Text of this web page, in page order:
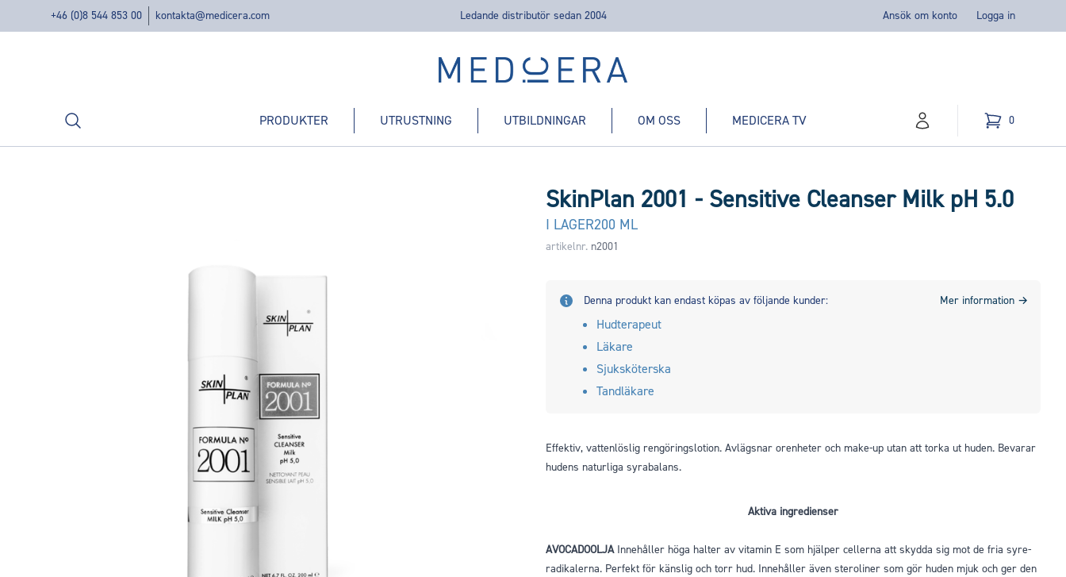
+46 (0)8 544 853 00 kontakta@medicera.com Ledande distributör sedan 2004 Ansök om konto Logga in
Medicera | New Medic Era AB
Sök PRODUKTER UTRUSTNING UTBILDNINGAR OM OSS MEDICERA TV konto Kundvagn
0
varor i
SkinPlan 2001 - Sensitive Cleanser Milk pH 5.0
I LAGER200 ML
artikelnr. n2001
Denna produkt kan endast köpas av följande kunder: Mer information →
Hudterapeut
Läkare
Sjuksköterska
Tandläkare
Effektiv, vattenlöslig rengöringslotion. Avlägsnar orenheter och make-up utan att torka ut huden. Bevarar
hudens naturliga syrabalans.
Aktiva ingredienser
AVOCADOOLJAInnehåller höga halter av vitamin E som hjälper cellerna att skydda sig mot de fria syre-
radikalerna. Perfekt för känslig och torr hud. Innehåller även steroliner som gör huden mjuk och ger den